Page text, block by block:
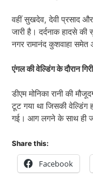
वहीं सुखदेव, देवी प्रसाद
जारी है। दर्दनाक हादसे की
नगर रामानंद कुशवाहा
एंगल की वेल्डिंग के दौरान
डीएम मोनिका रानी की
टूट गया था जिसकी वेल्डिंग
गई। आग लगने के साथ ही
Share this:
Facebook